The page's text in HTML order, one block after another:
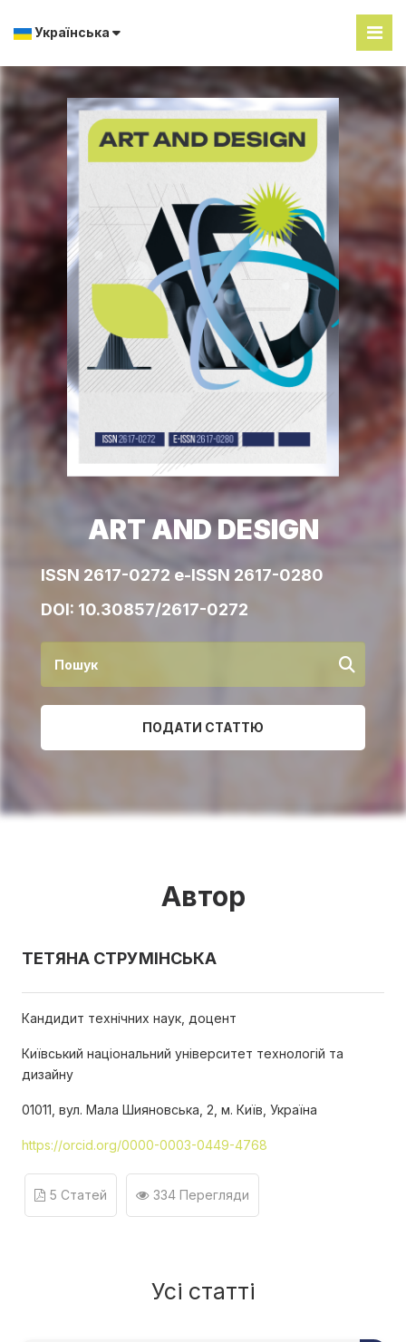
Українська
ART AND DESIGN
ISSN 2617-0272 e-ISSN 2617-0280
DOI: 10.30857/2617-0272
ПОДАТИ СТАТТЮ
Автор
ТЕТЯНА СТРУМІНСЬКА
Кандидит технічних наук, доцент
Київський національний університет технологій та
дизайну
01011, вул. Мала Шияновська, 2, м. Київ, Україна
https://orcid.org/0000-0003-0449-4768
5 Статей 334 Перегляди
Усі статті